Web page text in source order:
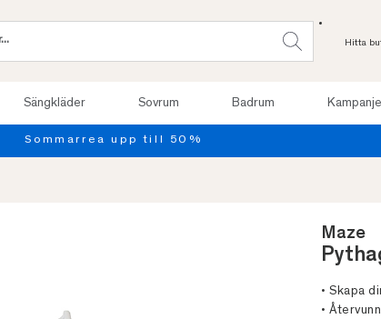
Hitta
Sängkläder Sovrum Badrum
Maze
• Skapa
•